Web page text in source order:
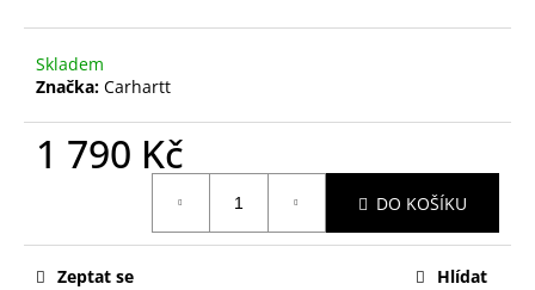
Skladem
Značka: Carhartt
1 790 Kč
DO KOŠÍKU
Zeptat se Hlídat
p
o
m
e